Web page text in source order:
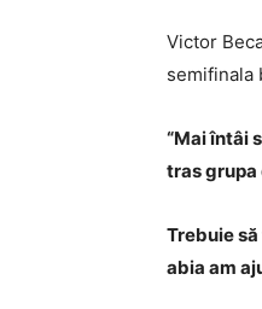
Victor
semifinala
“Mai întâi
tras grupa
Trebuie
abia am